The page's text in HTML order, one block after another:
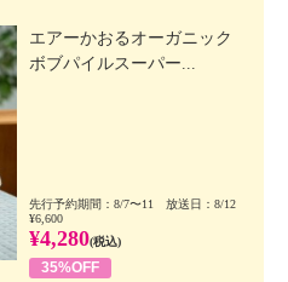
エアーかおるオーガニック
ボブパイルスーパー...
先行予約期間：8/7〜11 放送日：8/12
¥6,600
¥4,280(税込)
35%OFF